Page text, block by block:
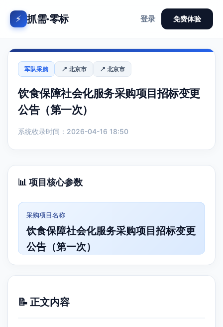
⚡ 抓需·零标 登录 免费体验
军队采购 📍 北京市 📍 北京市
饮食保障社会化服务采购项目招标变更
公告（第一次）
系统收录时间：2026-04-16 18:50
📊 项目核心参数
采购项目名称
饮食保障社会化服务采购项目招标变更
公告（第一次）
📝 正文内容